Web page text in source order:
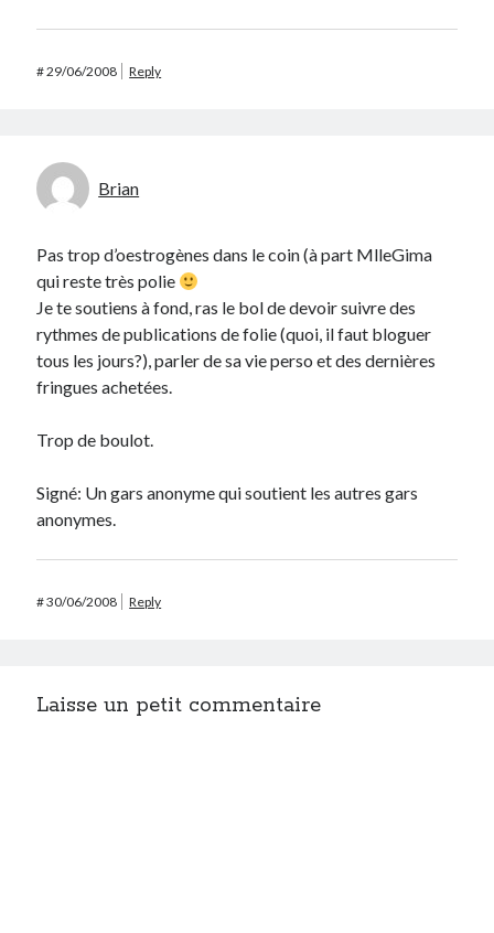
#29/06/2008 Reply
Brian
Pas trop d’oestrogènes dans le coin (à part MlleGima
qui reste très polie
Je te soutiens à fond, ras le bol de devoir suivre des
rythmes de publications de folie (quoi, il faut bloguer
tous les jours?), parler de sa vie perso et des dernières
fringues achetées.
Trop de boulot.
Signé: Un gars anonyme qui soutient les autres gars
anonymes.
#30/06/2008 Reply
Laisse un petit commentaire